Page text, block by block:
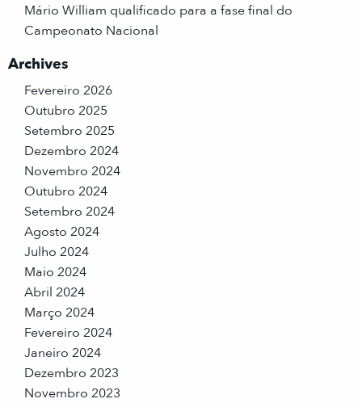
Mário William qualificado para a fase final do
Campeonato Nacional
Archives
Fevereiro 2026
Outubro 2025
Setembro 2025
Dezembro 2024
Novembro 2024
Outubro 2024
Setembro 2024
Agosto 2024
Julho 2024
Maio 2024
Abril 2024
Março 2024
Fevereiro 2024
Janeiro 2024
Dezembro 2023
Novembro 2023